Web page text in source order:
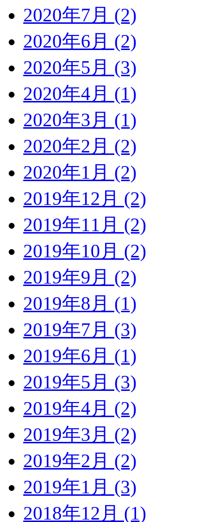
2020年7月 (2)
2020年6月 (2)
2020年5月 (3)
2020年4月 (1)
2020年3月 (1)
2020年2月 (2)
2020年1月 (2)
2019年12月 (2)
2019年11月 (2)
2019年10月 (2)
2019年9月 (2)
2019年8月 (1)
2019年7月 (3)
2019年6月 (1)
2019年5月 (3)
2019年4月 (2)
2019年3月 (2)
2019年2月 (2)
2019年1月 (3)
2018年12月 (1)